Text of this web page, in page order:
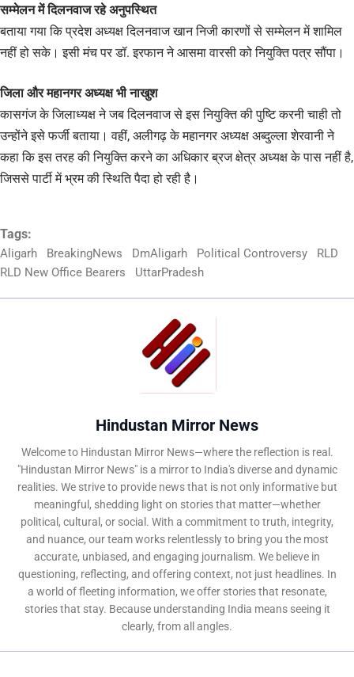
सम्मेलन में दिलनवाज रहे अनुपस्थित
बताया गया कि प्रदेश अध्यक्ष दिलनवाज खान निजी कारणों से सम्मेलन में शामिल
नहीं हो सके। इसी मंच पर डॉ. इरफान ने आसमा वारसी को नियुक्ति पत्र सौंपा।
जिला और महानगर अध्यक्ष भी नाखुश
कासगंज के जिलाध्यक्ष ने जब दिलनवाज से इस नियुक्ति की पुष्टि करनी चाही तो
उन्होंने इसे फर्जी बताया। वहीं, अलीगढ़ के महानगर अध्यक्ष अब्दुल्ला शेरवानी ने
कहा कि इस तरह की नियुक्ति करने का अधिकार ब्रज क्षेत्र अध्यक्ष के पास नहीं है,
जिससे पार्टी में भ्रम की स्थिति पैदा हो रही है।
Tags:
Aligarh BreakingNews DmAligarh Political Controversy
RLD
RLD New Office Bearers
UttarPradesh
Hindustan Mirror News
Welcome to Hindustan Mirror News—where the reflection is real.
"Hindustan Mirror News" is a mirror to India's diverse and dynamic
realities. We strive to provide news that is not only informative but
meaningful, shedding light on stories that matter—whether
political, cultural, or social. With a commitment to truth, integrity,
and nuance, our team works relentlessly to bring you the most
accurate, unbiased, and engaging journalism. We believe in
questioning, reflecting, and offering context, not just headlines. In
a world of fleeting information, we offer stories that resonate,
stories that stay. Because understanding India means seeing it
clearly, from all angles.